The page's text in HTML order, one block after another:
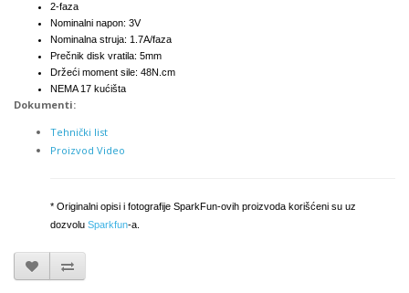
2-faza
Nominalni napon: 3V
Nominalna struja: 1.7A/faza
Prečnik disk vratila: 5mm
Držeći moment sile: 48N.cm
NEMA 17 kućišta
Dokumenti:
Tehnički list
Proizvod Video
* Originalni opisi i fotografije SparkFun-ovih proizvoda korišćeni su uz
dozvolu Sparkfun-a.